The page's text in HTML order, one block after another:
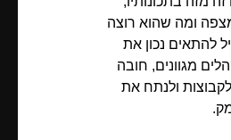
ומה שהוא רוצה
להתאים נכון את
מגוונים, חובה
ולנתח את